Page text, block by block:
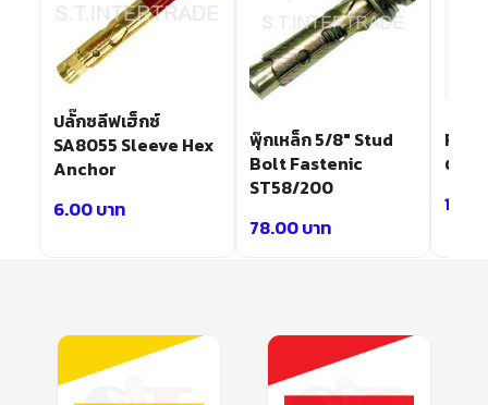
ปลั๊กซลีฟเฮ็กซ์
SA8055 Sleeve Hex
Anchor
6.00บาท
พุ๊กเหล็ก 5/8″ Stud
Bolt Fastenic
ST58/200
78.00บาท
ตัด รุ่